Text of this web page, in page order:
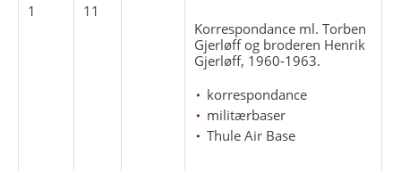
1
11
Korrespondance ml. Torben
Gjerløff og broderen Henrik
Gjerløff, 1960-1963.
korrespondance
militærbaser
Thule Air Base